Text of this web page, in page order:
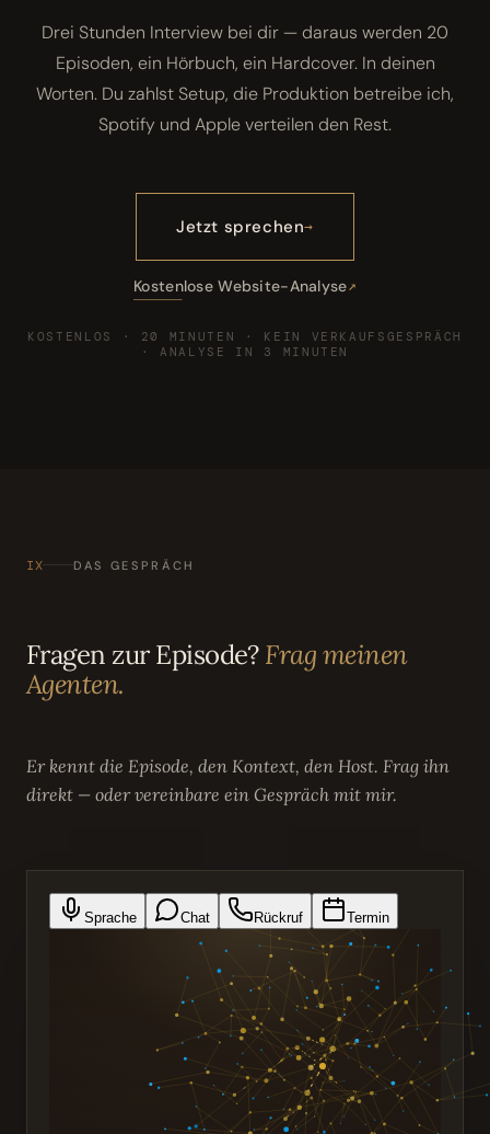
Drei Stunden Interview bei dir — daraus werden 20
Episoden, ein Hörbuch, ein Hardcover. In deinen
Worten. Du zahlst Setup, die Produktion betreibe ich,
Spotify und Apple verteilen den Rest.
Jetzt sprechen
Kostenlose Website-Analyse
KOSTENLOS · 20 MINUTEN · KEIN VERKAUFSGESPRÄCH
· ANALYSE IN 3 MINUTEN
IX DAS GESPRÄCH
Fragen zur Episode?Frag meinen
Agenten.
Er kennt die Episode, den Kontext, den Host. Frag ihn
direkt — oder vereinbare ein Gespräch mit mir.
Sprache Chat Rückruf Termin